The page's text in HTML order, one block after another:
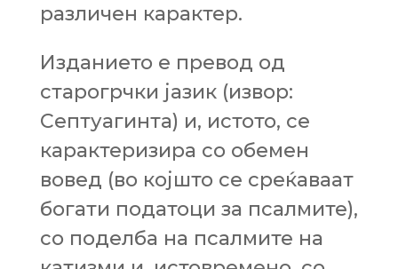
различен карактер.
Изданието е превод од
старогрчки јазик (извор:
Септуагинта) и, истото, се
карактеризира со обемен
вовед (во којшто се среќаваат
богати податоци за псалмите),
со поделба на псалмите на